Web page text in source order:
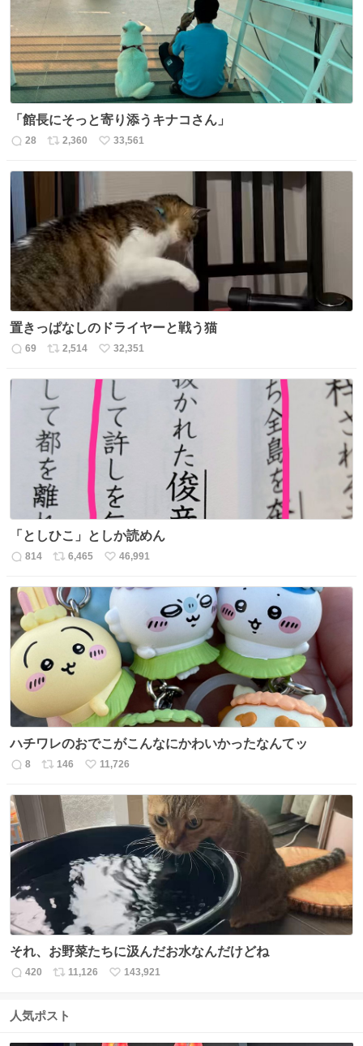
「館長にそっと寄り添うキナコさん」
返
数
28
リ
数
2,360
い
33,561
置きっぱなしのドライヤーと戦う猫
返
数
69
リ
ス
ト
数
2,514
い
ね
数
32,351
「としひこ」としか読めん
返
数
814
リ
ス
ト
数
6,465
い
ね
数
46,991
ハチワレのおでこがこんなにかわいかったなんてッ
返
数
8
リ
ス
ト
数
146
い
ね
数
11,726
それ、お野菜たちに汲んだお水なんだけどね
返
数
420
リ
ス
11,126
い
143,921
人気ポスト